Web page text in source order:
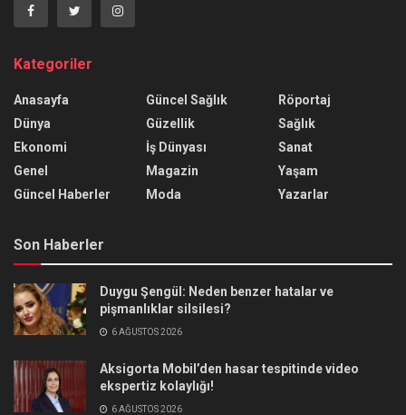
Kategoriler
Anasayfa
Dünya
Ekonomi
Genel
Güncel Haberler
Güncel Sağlık
Güzellik
İş Dünyası
Magazin
Moda
Röportaj
Sağlık
Sanat
Yaşam
Yazarlar
Son Haberler
Duygu Şengül: Neden benzer hatalar ve
pişmanlıklar silsilesi?
6 AĞUSTOS 2026
Aksigorta Mobil’den hasar tespitinde video
ekspertiz kolaylığı!
6 AĞUSTOS 2026